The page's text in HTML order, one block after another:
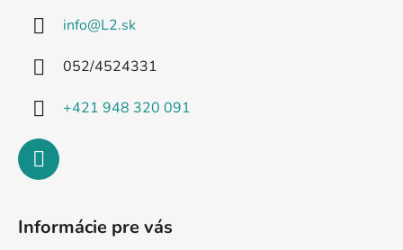
info@L2.sk
052/4524331
+421 948 320 091
Informácie pre vás